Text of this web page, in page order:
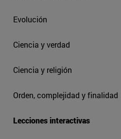
Evolución
Ciencia y verdad
Ciencia y religión
Orden, complejidad y finalidad
Lecciones interactivas